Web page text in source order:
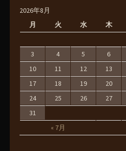
2026年8月
月
火 水 木
« 7月
3
4 5 6
10
11 12 13
17
18 19 20
24
25 26 27
31